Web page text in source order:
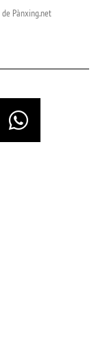
Pànxing.net​